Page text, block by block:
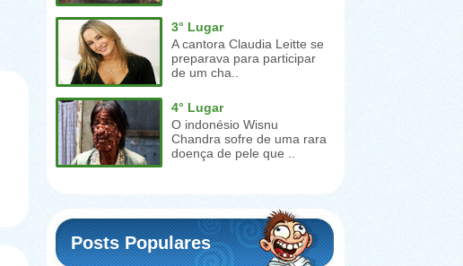
3° Lugar
A cantora Claudia Leitte se
preparava para participar
de um cha..
4° Lugar
O indonésio Wisnu
Chandra sofre de uma rara
doença de pele que ..
Posts Populares